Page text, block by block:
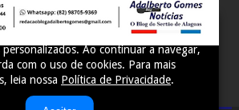
para melhorar sua experiência e
personalizados. Ao continuar a navegar,
com o uso de cookies. Para mais
leia nossa Política de Privacidade.